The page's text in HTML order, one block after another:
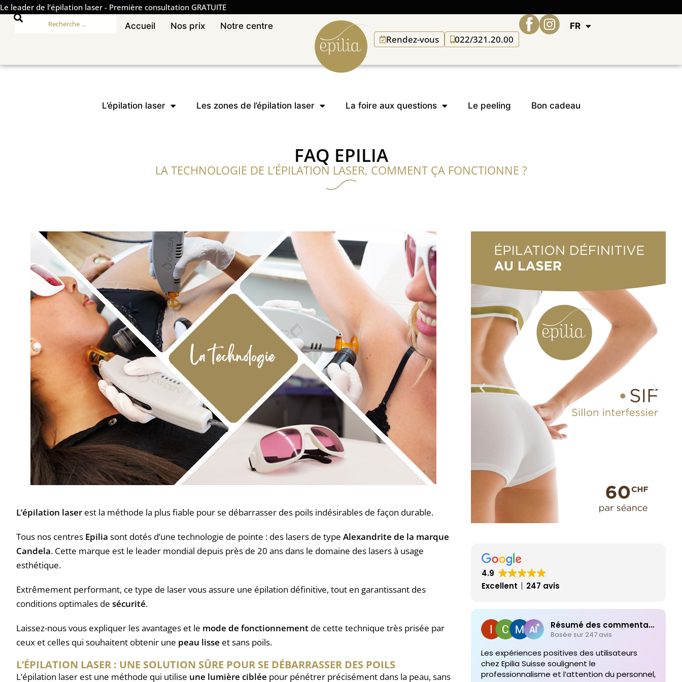
Le leader de l’épilation laser - Première consultation GRATUITE
Accueil
Nos prix Notre centre
Rendez-vous 022/321.20.00
FR
L’épilation laser Les zones de l’épilation laser La foire aux questions Le peeling Bon cadeau
FAQ EPILIA
LA TECHNOLOGIE DE L’ÉPILATION LASER, COMMENT ÇA FONCTIONNE ?
L’épilation laser est la méthode la plus fiable pour se débarrasser des poils indésirables de façon durable.
Tous nos centres Epilia sont dotés d’une technologie de pointe : des lasers de type Alexandrite de la marque
Candela. Cette marque est le leader mondial depuis près de 20 ans dans le domaine des lasers à usage
esthétique.
Extrêmement performant, ce type de laser vous assure une épilation définitive, tout en garantissant des
conditions optimales de sécurité.
Laissez-nous vous expliquer les avantages et le mode de fonctionnement de cette technique très prisée par
ceux et celles qui souhaitent obtenir une peau lisse et sans poils.
L’ÉPILATION LASER : UNE SOLUTION SÛRE POUR SE DÉBARRASSER DES POILS
L’épilation laser est une méthode qui utilise une lumière ciblée pour pénétrer précisément dans la peau, sans
4.9
Excellent
247 avis
Résumé des commentaires
Basée sur 247 avis
Les expériences positives des utilisateurs
chez Epilia Suisse soulignent le
professionnalisme et l’attention du personnel,